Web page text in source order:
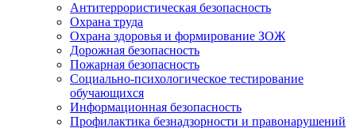
Антитеррористическая безопасность
Охрана труда
Охрана здоровья и формирование ЗОЖ
Дорожная безопасность
Пожарная безопасность
Социально-психологическое тестирование
обучающихся
Информационная безопасность
Профилактика безнадзорности и правонарушений